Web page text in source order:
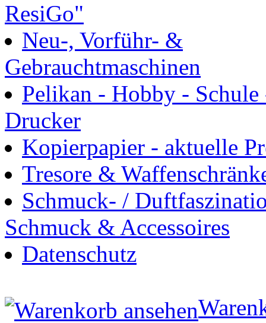
ResiGo"
Neu-, Vorführ- &
Gebrauchtmaschinen
Pelikan - Hobby -
Drucker
Kopierpapier - aktuelle
Tresore &
Schmuck- /
Schmuck & Accessoires
Datenschutz